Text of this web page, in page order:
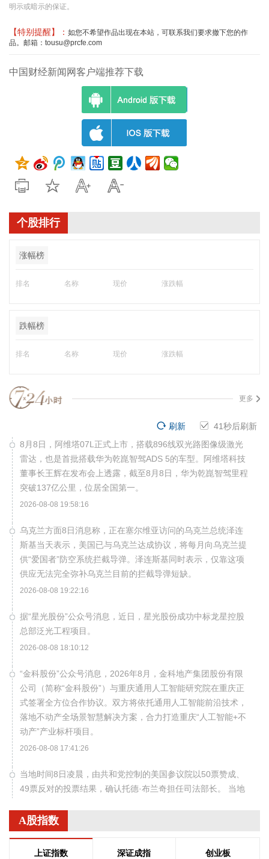
明示或暗示的保证。
【特别提醒】： 如您不希望作品出现在本站，可联系我们要求撤下您的作
品。邮箱：tousu@prcfe.com
中国财经新闻网客户端推荐下载
个股排行
涨幅榜
排名 名称 现价 涨跌幅
跌幅榜
排名 名称 现价 涨跌幅
更多
40秒后刷新
刷新
8月8日，阿维塔07L正式上市，搭载896线双光路图像级激光
雷达，也是首批搭载华为乾崑智驾ADS 5的车型。阿维塔科技
董事长王辉在发布会上透露，截至8月8日，华为乾崑智驾里程
突破137亿公里，位居全国第一。
2026-08-08 19:58:16
乌克兰方面8日消息称，正在塞尔维亚访问的乌克兰总统泽连
斯基当天表示，美国已与乌克兰达成协议，将每月向乌克兰提
供“爱国者”防空系统拦截导弹。泽连斯基同时表示，仅靠这项
供应无法完全弥补乌克兰目前的拦截导弹短缺。
2026-08-08 19:22:16
据“星光股份”公众号消息，近日，星光股份成功中标龙星控股
总部泛光工程项目。
2026-08-08 18:10:12
“金科股份”公众号消息，2026年8月，金科地产集团股份有限
公司（简称“金科股份”）与重庆通用人工智能研究院在重庆正
式签署全方位合作协议。双方将依托通用人工智能前沿技术，
落地不动产全场景智慧解决方案，合力打造重庆“人工智能+不
动产”产业标杆项目。
2026-08-08 17:41:26
当地时间8日凌晨，由共和党控制的美国参议院以50票赞成、
49票反对的投票结果，确认托德·布兰奇担任司法部长。 当地
德·布兰奇出任司法部长的提名。特朗普4月2日宣布，帕姆·邦
迪不再担任司法部长，由副部长布兰奇代理。
2026-08-08 16:58:19
A股指数
上证指数 深证成指 创业板